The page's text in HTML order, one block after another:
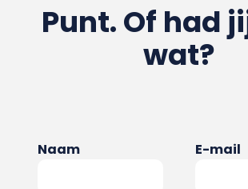
Punt. Of had
wat?
Naam E-mail